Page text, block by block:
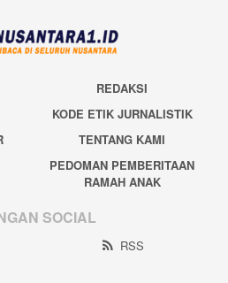
REDAKSI
KODE ETIK JURNALISTIK
TENTANG KAMI
PEDOMAN PEMBERITAAN
RAMAH ANAK
SOCIAL
RSS